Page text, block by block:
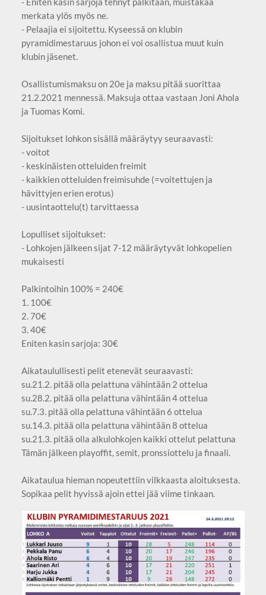
merkata ylös myös ne.
- Pelaajia ei sijoitettu. Kyseessä on klubin
pyramidimestaruus johon ei voi osallistua muut kuin
klubin jäsenet.
Osallistumismaksu on 20e ja maksu pitää suorittaa
21.2.2021 mennessä. Maksuja ottaa vastaan Joni Ahola
ja Tuomas Komi.
Sijoitukset lohkon sisällä määräytyy seuraavasti:
- voitot
- keskinäisten otteluiden freimit
- kaikkien otteluiden freimisuhde (=voitettujen ja
hävittyjen erien erotus)
- uusintaottelu(t) tarvittaessa
Lopulliset sijoitukset:
- Lohkojen jälkeen sijat 7-12 määräytyvät lohkopelien
mukaisesti
Palkintoihin 100% = 240€
1. 100€
2. 70€
3. 40€
Eniten kasin sarjoja: 30€
Aikataulullisesti pelit etenevät seuraavasti:
su.21.2. pitää olla pelattuna vähintään 2 ottelua
su.28.2. pitää olla pelattuna vähintään 4 ottelua
su.7.3. pitää olla pelattuna vähintään 6 ottelua
su.14.3. pitää olla pelattuna vähintään 8 ottelua
su.21.3. pitää olla alkulohkojen kaikki ottelut pelattuna
Tämän jälkeen playoffit, semit, pronssiottelu ja finaali.
Aikataulua hieman nopeutettiin vilkkaasta aloituksesta.
Sopikaa pelit hyvissä ajoin ettei jää viime tinkaan.